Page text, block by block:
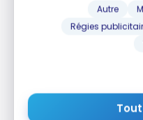
Autre
Régies